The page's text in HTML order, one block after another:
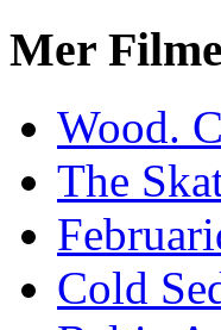
Mer
Wood.
The
Cold